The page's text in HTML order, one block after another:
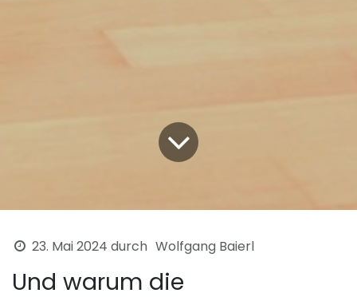
23. Mai 2024 durch Wolfgang Baierl
Und warum die